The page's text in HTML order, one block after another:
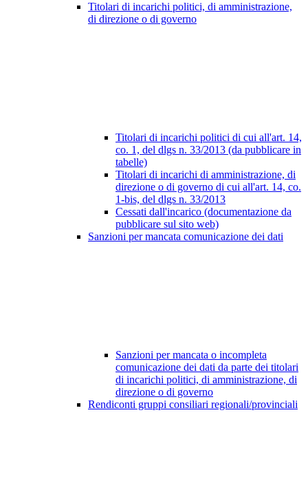
Titolari di incarichi politici, di amministrazione,
di direzione o di governo
Titolari di incarichi politici di cui all'art. 14,
co. 1, del dlgs n. 33/2013 (da pubblicare in
tabelle)
Titolari di incarichi di amministrazione, di
direzione o di governo di cui all'art. 14, co.
1-bis, del dlgs n. 33/2013
Cessati dall'incarico (documentazione da
pubblicare sul sito web)
Sanzioni per mancata comunicazione dei dati
Sanzioni per mancata o incompleta
comunicazione dei dati da parte dei titolari
di incarichi politici, di amministrazione, di
direzione o di governo
Rendiconti gruppi consiliari regionali/provinciali